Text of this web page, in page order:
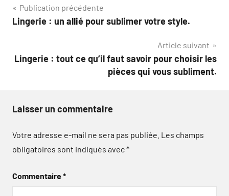
Navigation
de
Publication précédente
Lingerie : un allié pour sublimer votre style.
Article suivant
Lingerie : tout ce qu’il faut savoir pour choisir les
pièces qui vous subliment.
Laisser un commentaire
Votre adresse e-mail ne sera pas publiée. Les champs
obligatoires sont indiqués avec*
Commentaire*